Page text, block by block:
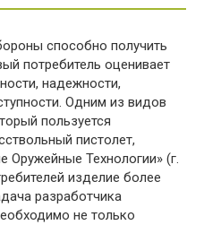
способно получить
потребитель оценивает
надежности,
Одним из видов
пользуется
пистолет,
Оружейные Технологии» (г.
изделие более
разработчика
не только